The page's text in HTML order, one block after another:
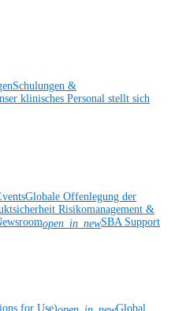
Schulungen &
klinisches Personal stellt sich
Globale Offenlegung der
Risikomanagement &
open_in_newSBA Support
for Use)
Global